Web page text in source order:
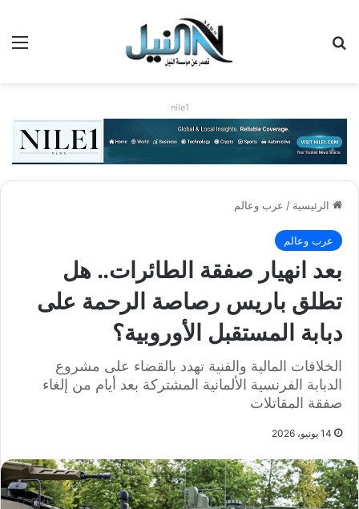
nile1
الرئيسية / عرب وعالم
عرب وعالم
بعد انهيار صفقة الطائرات.. هل
تطلق باريس رصاصة الرحمة على
دبابة المستقبل الأوروبية؟
الخلافات المالية والفنية تهدد بالقضاء على مشروع
الدبابة الفرنسية الألمانية المشتركة بعد أيام من إلغاء
صفقة المقاتلات
14 يونيو، 2026